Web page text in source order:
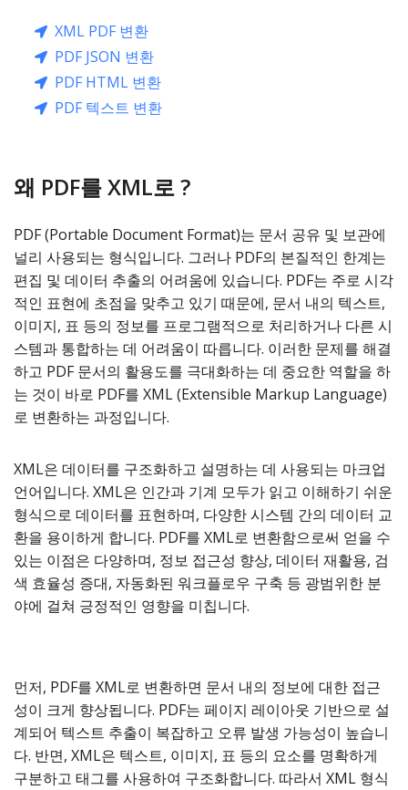
XML PDF 변환
PDF JSON 변환
PDF HTML 변환
PDF 텍스트 변환
왜 PDF를 XML로 ?
PDF (Portable Document Format)는 문서 공유 및 보관에
널리 사용되는 형식입니다. 그러나 PDF의 본질적인 한계는
편집 및 데이터 추출의 어려움에 있습니다. PDF는 주로 시각
적인 표현에 초점을 맞추고 있기 때문에, 문서 내의 텍스트,
이미지, 표 등의 정보를 프로그램적으로 처리하거나 다른 시
스템과 통합하는 데 어려움이 따릅니다. 이러한 문제를 해결
하고 PDF 문서의 활용도를 극대화하는 데 중요한 역할을 하
는 것이 바로 PDF를 XML (Extensible Markup Language)
로 변환하는 과정입니다.
XML은 데이터를 구조화하고 설명하는 데 사용되는 마크업
언어입니다. XML은 인간과 기계 모두가 읽고 이해하기 쉬운
형식으로 데이터를 표현하며, 다양한 시스템 간의 데이터 교
환을 용이하게 합니다. PDF를 XML로 변환함으로써 얻을 수
있는 이점은 다양하며, 정보 접근성 향상, 데이터 재활용, 검
색 효율성 증대, 자동화된 워크플로우 구축 등 광범위한 분
야에 걸쳐 긍정적인 영향을 미칩니다.
먼저, PDF를 XML로 변환하면 문서 내의 정보에 대한 접근
성이 크게 향상됩니다. PDF는 페이지 레이아웃 기반으로 설
계되어 텍스트 추출이 복잡하고 오류 발생 가능성이 높습니
다. 반면, XML은 텍스트, 이미지, 표 등의 요소를 명확하게
구분하고 태그를 사용하여 구조화합니다. 따라서 XML 형식